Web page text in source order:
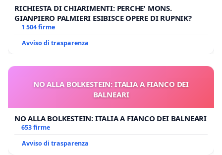
RICHIESTA DI CHIARIMENTI: PERCHE' MONS.
GIANPIERO PALMIERI ESIBISCE OPERE DI RUPNIK?
1 504 firme
Avviso di trasparenza
NO ALLA BOLKESTEIN: ITALIA A FIANCO DEI
BALNEARI
NO ALLA BOLKESTEIN: ITALIA A FIANCO DEI BALNEARI
653 firme
Avviso di trasparenza